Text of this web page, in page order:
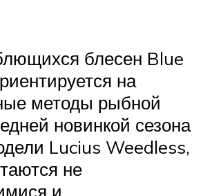
блесен Blue
на
методы рыбной
новинкой сезона
Lucius Weedless,
не
и